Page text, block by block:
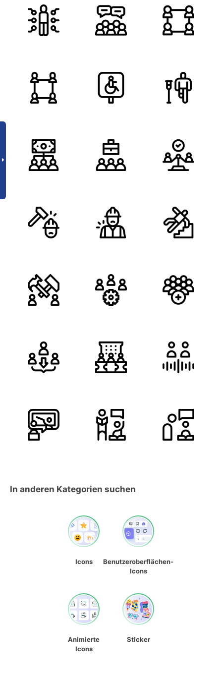
In anderen Kategorien suchen
Icons
Benutzeroberflächen-
Icons
Animierte
Icons
Sticker